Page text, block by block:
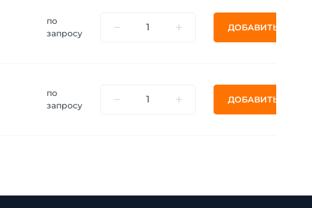
по
запросу
ДОБАВИТЬ
по
запросу
ДОБАВИТЬ